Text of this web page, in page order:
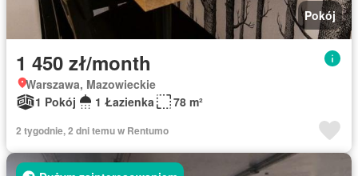
Pokój
1 450 zł/month
Warszawa, Mazowieckie
1 Pokój
1 Łazienka 78 m²
2 tygodnie, 2 dni temu w Rentumo